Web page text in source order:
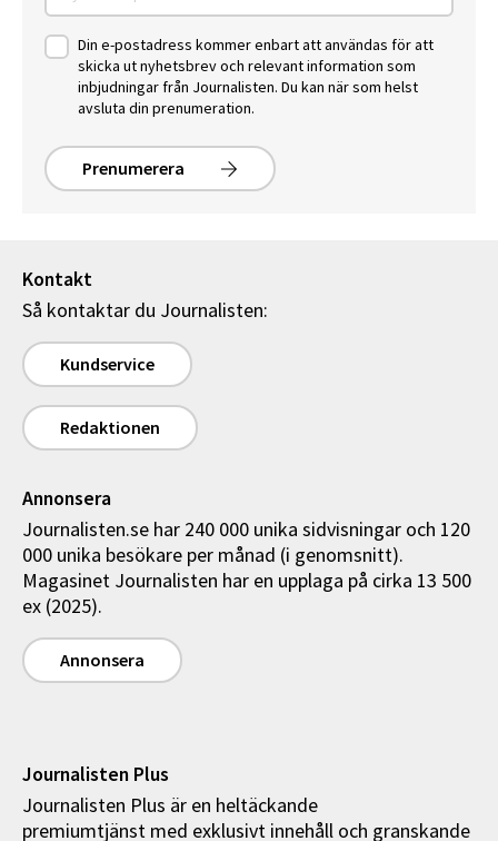
Din e-postadress kommer enbart att användas för att
skicka ut nyhetsbrev och relevant information som
inbjudningar från Journalisten. Du kan när som helst
avsluta din prenumeration.
Prenumerera
Kontakt
Så kontaktar du Journalisten:
Kundservice
Redaktionen
Annonsera
Journalisten.se har 240 000 unika sidvisningar och 120
000 unika besökare per månad (i genomsnitt).
Magasinet Journalisten har en upplaga på cirka 13 500
ex (2025).
Annonsera
Journalisten Plus
Journalisten Plus är en heltäckande
premiumtjänst med exklusivt innehåll och granskande